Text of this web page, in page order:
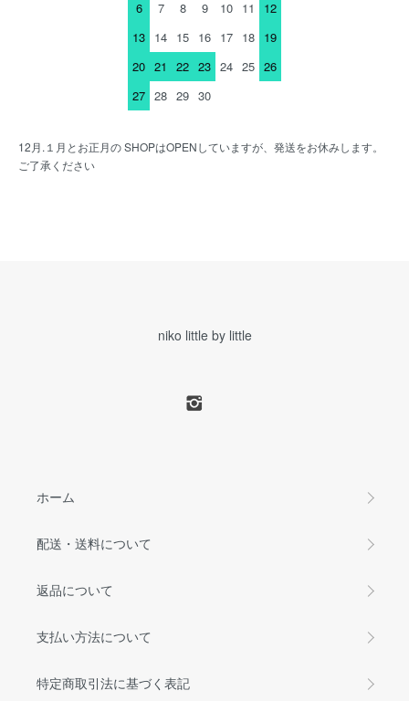
6
7 8 9 10 11
12
13 14 15 16 17 18 19
20 21 22 23 24 25 26
27 28 29 30
12月.１月とお正月の SHOPはOPENしていますが、発送をお休みします。
ご了承ください
niko little by little
ホーム
配送・送料について
返品について
支払い方法について
特定商取引法に基づく表記